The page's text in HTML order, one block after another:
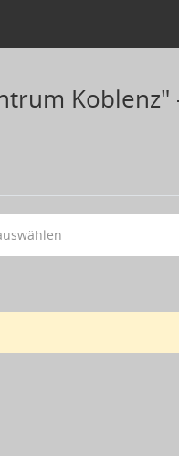
Koblenz"